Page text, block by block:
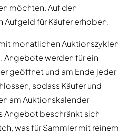
möchten. Auf den
Aufgeld für Käufer erhoben.
monatlichen Auktionszyklen
werden für ein
geöffnet und am Ende jeder
sodass Käufer und
am Auktionskalender
Angebot beschränkt sich
was für Sammler mit reinem